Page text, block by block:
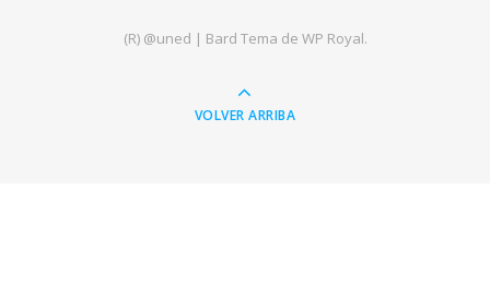
(R) @uned | Bard Tema de WP Royal.
VOLVER ARRIBA